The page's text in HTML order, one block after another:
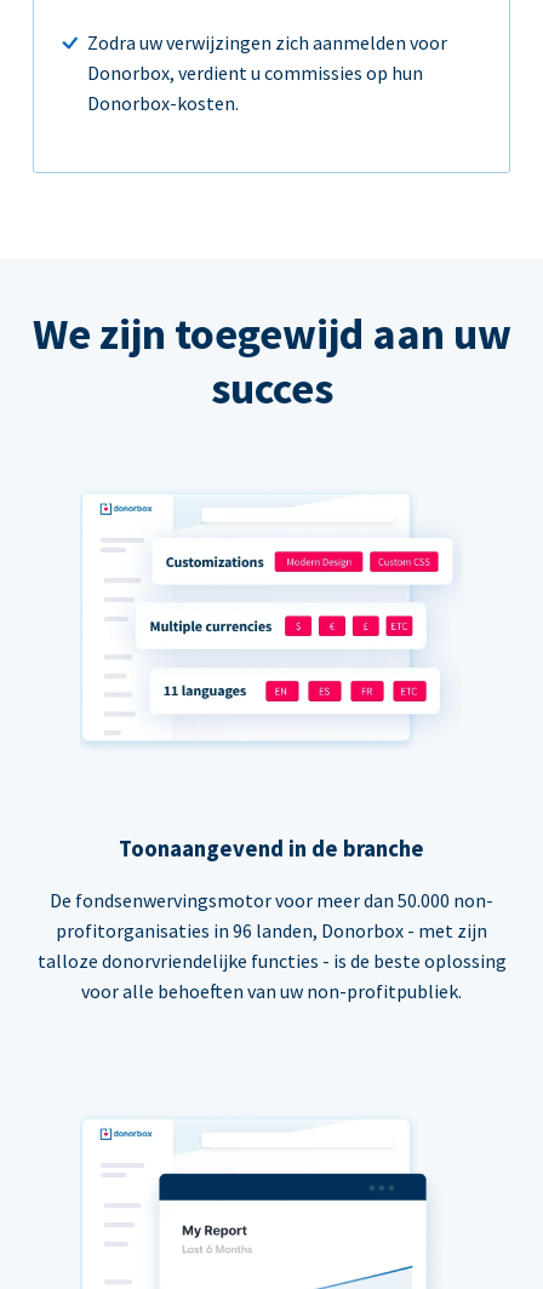
Zodra uw verwijzingen zich aanmelden voor
Donorbox, verdient u commissies op hun
Donorbox-kosten.
We zijn toegewijd aan uw
succes
Toonaangevend in de branche
De fondsenwervingsmotor voor meer dan 50.000 non-
profitorganisaties in 96 landen, Donorbox - met zijn
talloze donorvriendelijke functies - is de beste oplossing
voor alle behoeften van uw non-profitpubliek.